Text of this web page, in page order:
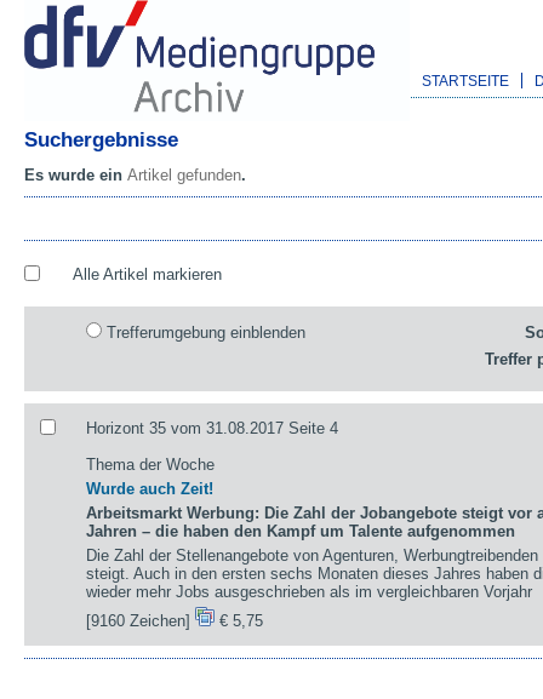
STARTSEITE
Suchergebnisse
Es wurde ein Artikel gefunden.
Alle Artikel markieren
Trefferumgebung einblenden
Treffer
Horizont 35 vom 31.08.2017 Seite 4
Thema der Woche
Wurde auch Zeit!
Arbeitsmarkt Werbung: Die Zahl der Jobangebote steigt vor
Jahren – die haben den Kampf um Talente aufgenommen
Die Zahl der Stellenangebote von Agenturen,
steigt. Auch in den ersten sechs Monaten dieses Jahres haben
wieder mehr Jobs ausgeschrieben als im vergleichbaren Vorjahr
[9160 Zeichen]
€ 5,75